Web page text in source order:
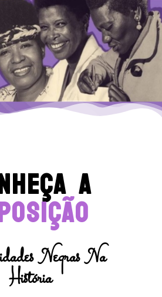
A
Negras Na
História